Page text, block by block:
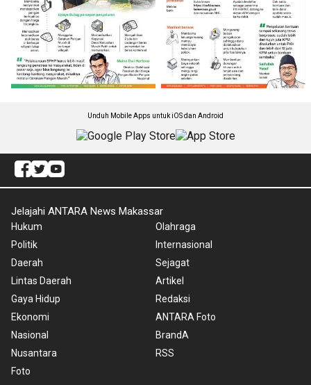
Unduh Mobile Apps untuk iOS dan Android
Jelajahi ANTARA News Makassar
Hukum
Politik
Daerah
Lintas Daerah
Gaya Hidup
Ekonomi
Nasional
Nusantara
Foto
Olahraga
Internasional
Sejagat
Artikel
Redaksi
ANTARA Foto
BrandA
RSS